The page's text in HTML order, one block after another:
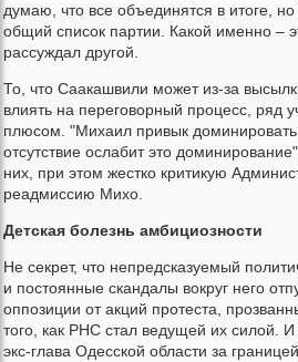
думаю, что все объединятся в итоге,
общий список партии. Какой именно –
рассуждал другой.
То, что Саакашвили может из-за
влиять на переговорный процесс, ряд
плюсом. "Михаил привык доминировать
отсутствие ослабит это
них, при этом жестко критикую
реадмиссию Михо.
Детская болезнь амбициозности
Не секрет, что непредсказуемый
и постоянные скандалы вокруг него
оппозиции от акций протеста,
того, как РНС стал ведущей их силой. И
экс-глава Одесской области за